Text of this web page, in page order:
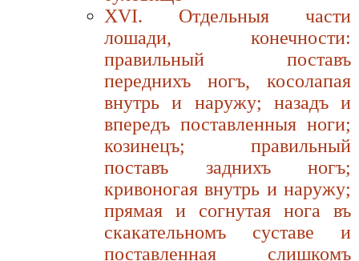
XVI. Отдельныя части
лошади, конечности:
правильный поставъ
переднихъ ногъ, косолапая
внутрь и наружу; назадъ и
впередъ поставленныя ноги;
козинецъ; правильный
поставъ заднихъ ногъ;
кривоногая внутрь и наружу;
прямая и согнутая нога въ
скакательномъ суставe и
поставленная слишкомъ